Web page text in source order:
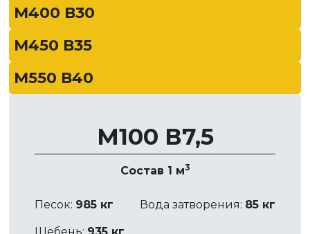
М400 В30
М450 В35
М550 В40
М100 В7,5
Состав 1 м3
Песок: 985 кг Вода затворения: 85 кг